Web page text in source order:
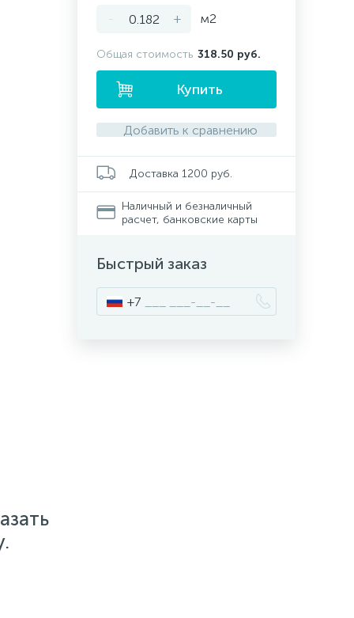
- + м2
Общая стоимость 318.50 руб.
Купить
Добавить к сравнению
Доставка 1200 руб.
Наличный и безналичный
расчет, банковские карты
Быстрый заказ
+7